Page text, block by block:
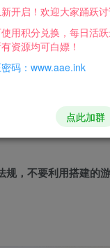
地图，但官方貌似有素
的问题，可以在相关
规，不要利用搭建的
开启！欢迎大家踊跃讨
用积分兑换，每日活
资源均可白嫖！
码：www.aae.ink
点此加群